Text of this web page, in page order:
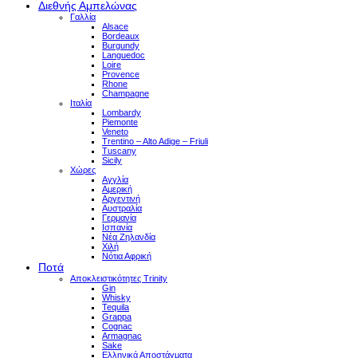
Διεθνής Αμπελώνας
Γαλλία
Alsace
Bordeaux
Burgundy
Languedoc
Loire
Provence
Rhone
Champagne
Ιταλία
Lombardy
Piemonte
Veneto
Trentino – Alto Adige – Friuli
Tuscany
Sicily
Χώρες
Αγγλία
Αμερική
Αργεντινή
Αυστραλία
Γερμανία
Ισπανία
Νέα Ζηλανδία
Χιλή
Νότια Αφρική
Ποτά
Αποκλειστικότητες Trinity
Gin
Whisky
Tequila
Grappa
Cognac
Armagnac
Sake
Ελληνικά Αποστάγματα